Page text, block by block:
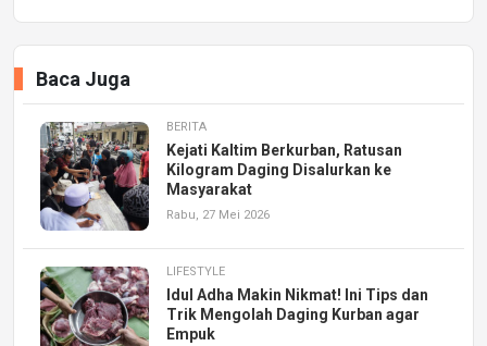
Baca Juga
BERITA
Kejati Kaltim Berkurban, Ratusan
Kilogram Daging Disalurkan ke
Masyarakat
Rabu, 27 Mei 2026
LIFESTYLE
Idul Adha Makin Nikmat! Ini Tips dan
Trik Mengolah Daging Kurban agar
Empuk